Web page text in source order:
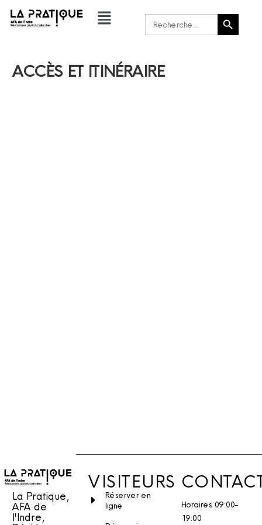
Rechercher : Bouton de recherche
ACCÈS ET ITINÉRAIRE
La Pratique,
AFA de
l'Indre,
VISITEURS
Réserver en
ligne
Horaires 09:00-
19:00